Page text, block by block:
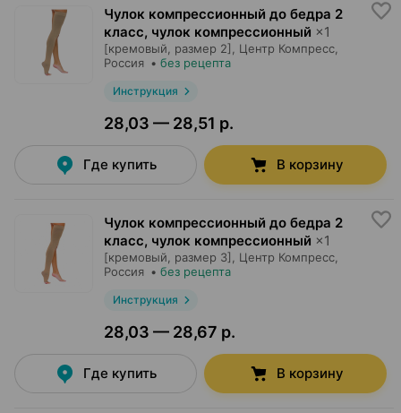
Чулок компрессионный до бедра 2
класс, чулок компрессионный ×1
[кремовый, размер 2], Центр Компресс
Россия • без рецепта
Инструкция
28,03 — 28,51 р.
Где купить В корзину
Чулок компрессионный до бедра 2
класс, чулок компрессионный ×1
[кремовый, размер 3], Центр Компресс
Россия • без рецепта
Инструкция
28,03 — 28,67 р.
Где купить В корзину